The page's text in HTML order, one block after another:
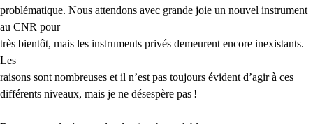
problématique. Nous attendons avec grande joie un nouvel instrument
au CNR pour
très bientôt, mais les instruments privés demeurent encore inexistants.
Les
raisons sont nombreuses et il n’est pas toujours évident d’agir à ces
différents niveaux, mais je ne désespère pas !